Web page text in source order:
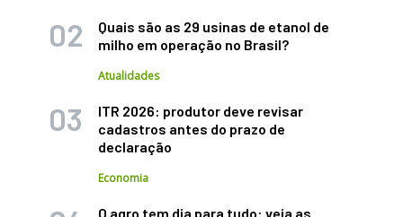
Quais são as 29 usinas de etanol de
milho em operação no Brasil?
Atualidades
ITR 2026: produtor deve revisar
cadastros antes do prazo de
declaração
Economia
O agro tem dia para tudo: veja as